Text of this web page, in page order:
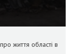
життя області в